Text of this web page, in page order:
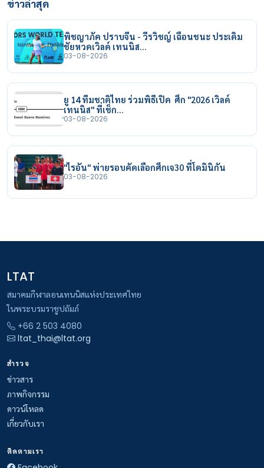
ข่าวล่าสุด
พิชญาภัค ปราบจีน - วีรวิชญ์ เฉือนชนะ ประเดิม
ชัยหวดเวิลด์ เทนนิส…
03-08-2026
ยู 14 ทีมชาติไทย ร่วมพิธีเปิด ศึก "2026 เวิลด์
เทนนิส" ที่เช็ก…
03-08-2026
"ไรอัน" พ่ายรอบคัดเลือกศึกเจ30 ที่โดมินิกัน
03-08-2026
LTAT
สมาคมกีฬาลอนเทนนิสแห่งประเทศไทย
ในพระบรมราชูปถัมภ์
+66 2 503 4080
ltat_thai@ltat.org
สำรวจ
ข่าวสาร
ภาพกิจกรรม
ดาวน์โหลด
เกี่ยวกับเรา
ติดตามเรา